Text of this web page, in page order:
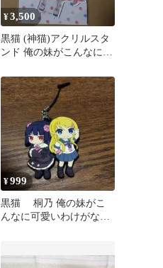
¥3,500
黒猫 (神猫)アクリルスタ
ンド 俺の妹がこんなに可
¥999
黒猫 桐乃 俺の妹がこ
んなに可愛いわけがな